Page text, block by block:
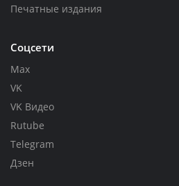
Печатные издания
Соцсети
Max
VK
VK Видео
Rutube
Telegram
Дзен